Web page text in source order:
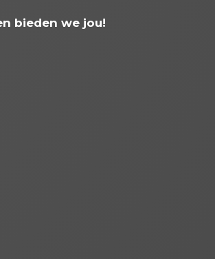
bieden we jou!